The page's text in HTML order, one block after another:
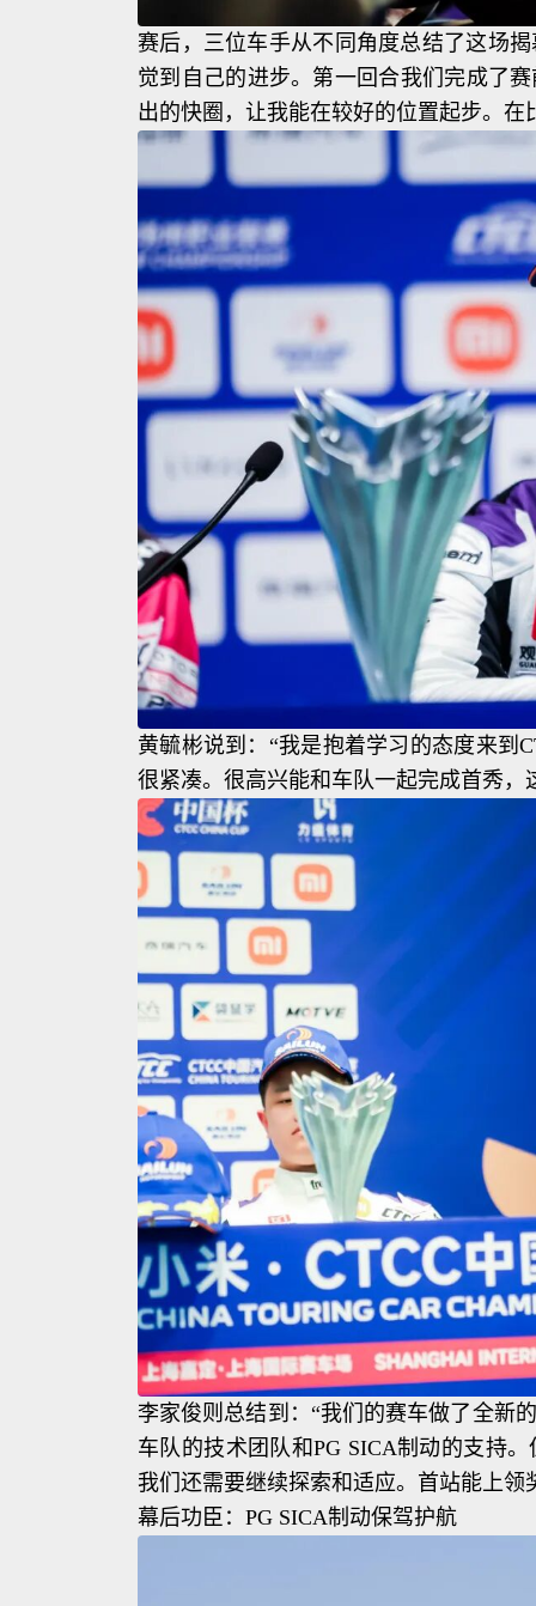
赛后，三位车手从不同角度总结了这场
觉到自己的进步。第一回合我们完成了
出的快圈，让我能在较好的位置起步。
黄毓彬说到：“我是抱着学习的态度来到
很紧凑。很高兴能和车队一起完成首秀，
李家俊则总结到：“我们的赛车做了全新
车队的技术团队和PG SICA制动的支持
我们还需要继续探索和适应。首站能上领
幕后功臣：PG SICA制动保驾护航